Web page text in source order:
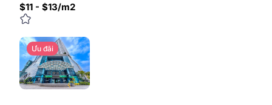
$11 - $13/m2
Ưu đãi